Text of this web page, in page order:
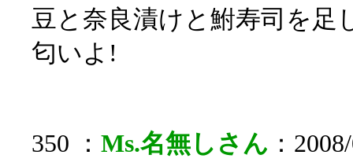
豆と奈良漬けと鮒寿司を足
匂いよ!
350 ： Ms.名無しさん ：